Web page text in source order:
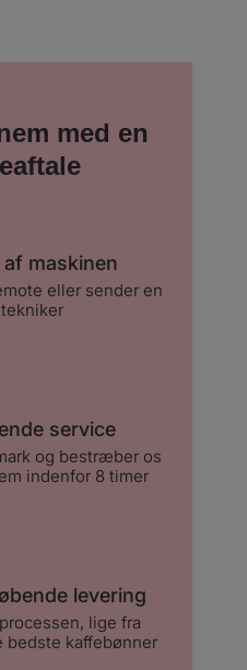
med en
maskinen
eller sender en
service
og bestræber os
indenfor 8 timer
levering
lige fra
bedste kaffebønner